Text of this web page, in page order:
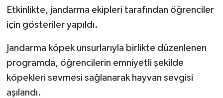
Etkinlikte, jandarma ekipleri tarafından öğrenciler
için gösteriler yapıldı.
Jandarma köpek unsurlarıyla birlikte düzenlenen
programda, öğrencilerin emniyetli şekilde
köpekleri sevmesi sağlanarak hayvan sevgisi
aşılandı.